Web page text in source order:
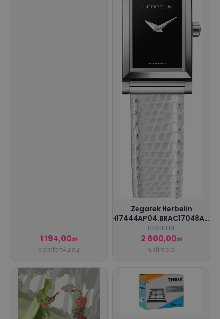
1 194,00zł
comfort4u.eu
Zegarek Herbelin
H17444AP04.BRAC17048A19
/ damski / pasek
HERBELIN
2 600,00zł
luxtime.pl